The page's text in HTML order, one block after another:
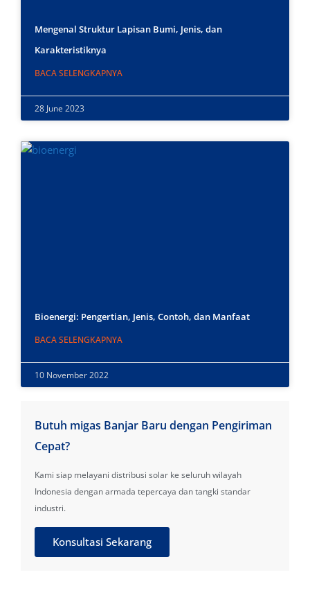
Mengenal Struktur Lapisan Bumi, Jenis, dan
Karakteristiknya
BACA SELENGKAPNYA
28 June 2023
Bioenergi: Pengertian, Jenis, Contoh, dan Manfaat
BACA SELENGKAPNYA
10 November 2022
Butuh migas Banjar Baru dengan Pengiriman
Cepat?
Kami siap melayani distribusi solar ke seluruh wilayah
Indonesia dengan armada tepercaya dan tangki standar
industri.
Konsultasi Sekarang